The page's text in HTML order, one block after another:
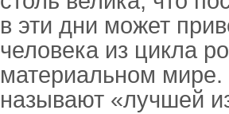
в эти дни может
человека из цикла
материальном
называют «лучшей